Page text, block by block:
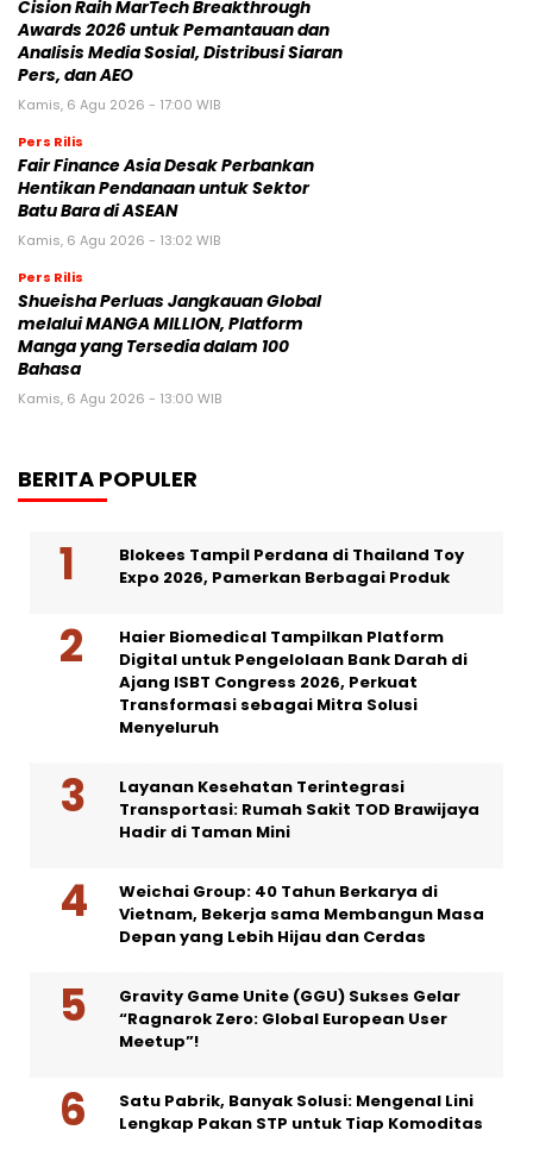
Cision Raih MarTech Breakthrough
Awards 2026 untuk Pemantauan dan
Analisis Media Sosial, Distribusi Siaran
Pers, dan AEO
Kamis, 6 Agu 2026 - 17:00 WIB
Pers Rilis
Fair Finance Asia Desak Perbankan
Hentikan Pendanaan untuk Sektor
Batu Bara di ASEAN
Kamis, 6 Agu 2026 - 13:02 WIB
Pers Rilis
Shueisha Perluas Jangkauan Global
melalui MANGA MILLION, Platform
Manga yang Tersedia dalam 100
Bahasa
Kamis, 6 Agu 2026 - 13:00 WIB
BERITA POPULER
Blokees Tampil Perdana di Thailand Toy
Expo 2026, Pamerkan Berbagai Produk
Haier Biomedical Tampilkan Platform
Digital untuk Pengelolaan Bank Darah di
Ajang ISBT Congress 2026, Perkuat
Transformasi sebagai Mitra Solusi
Menyeluruh
Layanan Kesehatan Terintegrasi
Transportasi: Rumah Sakit TOD Brawijaya
Hadir di Taman Mini
Weichai Group: 40 Tahun Berkarya di
Vietnam, Bekerja sama Membangun Masa
Depan yang Lebih Hijau dan Cerdas
Gravity Game Unite (GGU) Sukses Gelar
“Ragnarok Zero: Global European User
Meetup”!
Satu Pabrik, Banyak Solusi: Mengenal Lini
Lengkap Pakan STP untuk Tiap Komoditas